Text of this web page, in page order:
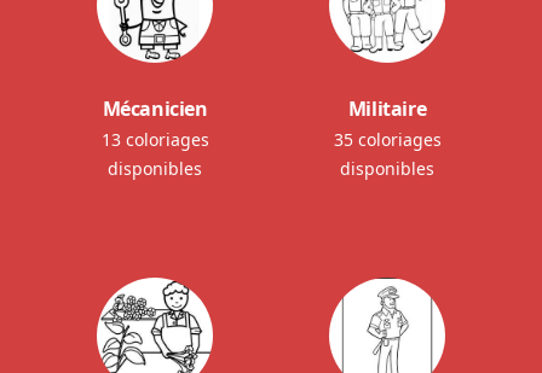
Mécanicien
13 coloriages
disponibles
Militaire
35 coloriages
disponibles